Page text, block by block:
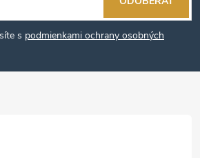
s podmienkami ochrany osobných